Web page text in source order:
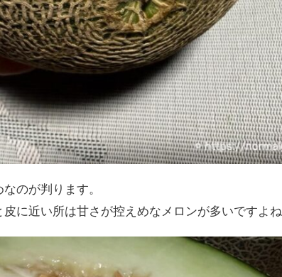
のが判ります。
に近い所は甘さが控えめなメロンが多いですよね